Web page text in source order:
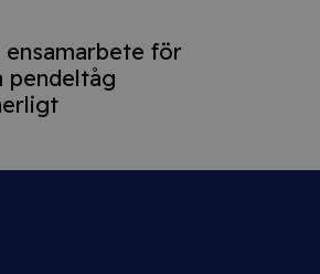
för
pendeltåg